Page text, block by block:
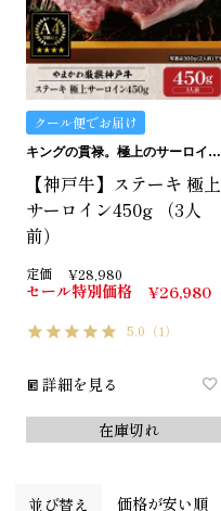
クール便でお届け
キングの貫禄。極上のサーロイン。
【神戸牛】ステーキ 極上
サーロイン450g （3人
前）
定価 ¥28,980
セール特別価格 ¥26,980
5.0 （1）
詳細を見る
在庫切れ
並び替え 価格が安い順